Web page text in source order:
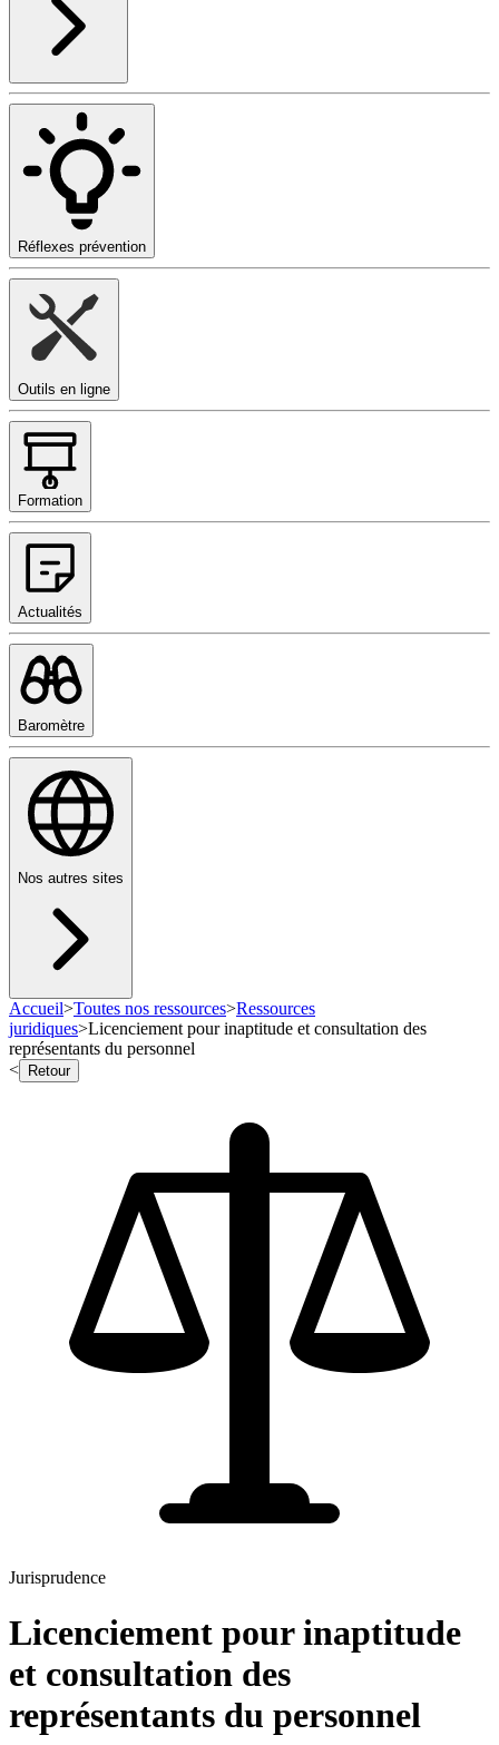
Réflexes prévention
Outils en ligne
Formation
Actualités
Baromètre
Nos autres sites
Accueil>Toutes nos ressources>Ressources
juridiques>Licenciement pour inaptitude et consultation des
représentants du personnel
<
Retour
Jurisprudence
Licenciement pour inaptitude
et consultation des
représentants du personnel